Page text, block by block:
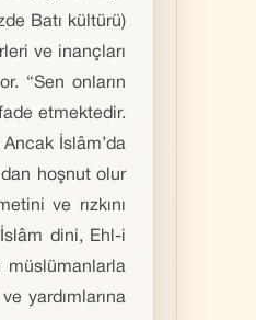
Batı kültürü)
ve inançları
“Sen onların
etmektedir.
İslâm’da
hoşnut olur
ve rızkını
dini, Ehl-i
müslümanlarla
yardımlarına